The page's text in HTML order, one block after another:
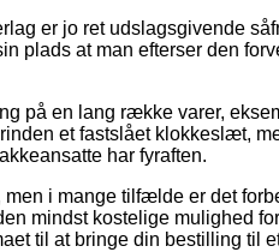
er jo ret udslagsgivende
plads at man efterser den
på en lang række varer,
et fastslået klokkeslæt,
har fyraften.
i mange tilfælde er det
mindst kostelige mulighed
til at bringe din bestilling til